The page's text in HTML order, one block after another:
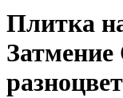
Плитка